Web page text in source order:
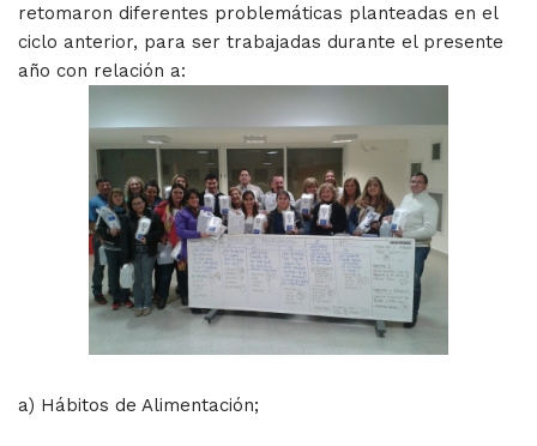
retomaron diferentes problemáticas planteadas en el
ciclo anterior, para ser trabajadas durante el presente
año con relación a:
a) Hábitos de Alimentación;